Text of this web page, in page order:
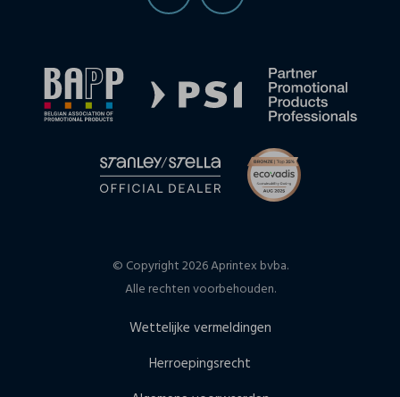
© Copyright 2026 Aprintex bvba.
Alle rechten voorbehouden.
Wettelijke vermeldingen
Herroepingsrecht